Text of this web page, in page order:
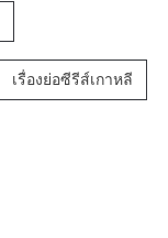
เรื่องย่อซีรีส์เกาหลี